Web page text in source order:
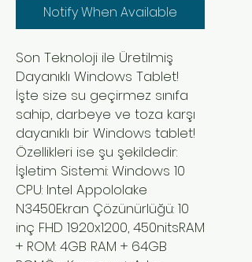
Notify When Available
Son Teknoloji ile Üretilmiş
Dayanıklı Windows Tablet!
İşte size su geçirmez sınıfa
sahip, darbeye ve toza karşı
dayanıklı bir Windows tablet!
Özellikleri ise şu şekildedir:
İşletim Sistemi: Windows 10
CPU: Intel Appololake
N3450Ekran Çözünürlüğü: 10
inç FHD 1920x1200, 450nitsRAM
+ ROM: 4GB RAM + 64GB